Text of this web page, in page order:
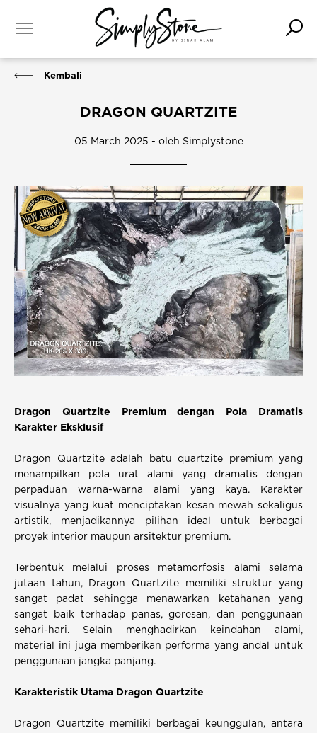
Kembali
DRAGON QUARTZITE
05 March 2025 - oleh Simplystone
Dragon Quartzite Premium dengan Pola Dramatis
Karakter Eksklusif
Dragon Quartzite adalah batu quartzite premium yang
menampilkan pola urat alami yang dramatis dengan
perpaduan warna-warna alami yang kaya. Karakter
visualnya yang kuat menciptakan kesan mewah sekaligus
artistik, menjadikannya pilihan ideal untuk berbagai
proyek interior maupun arsitektur premium.
Terbentuk melalui proses metamorfosis alami selama
jutaan tahun, Dragon Quartzite memiliki struktur yang
sangat padat sehingga menawarkan ketahanan yang
sangat baik terhadap panas, goresan, dan penggunaan
sehari-hari. Selain menghadirkan keindahan alami,
material ini juga memberikan performa yang andal untuk
penggunaan jangka panjang.
Karakteristik Utama Dragon Quartzite
Dragon Quartzite memiliki berbagai keunggulan, antara